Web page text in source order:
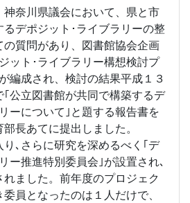
奈川県議会において、県と市
デポジット･ライブラリーの整
質問があり、図書館協会企画
ット･ライブラリー構想検討プ
編成され、検討の結果平成１３
公立図書館が共同で構築するデ
ーについて｣と題する報告書を
長あてに提出しました。
､さらに研究を深めるべく｢デ
ー推進特別委員会｣が設置され､
れました。前年度のプロジェク
員となったのは１人だけで、